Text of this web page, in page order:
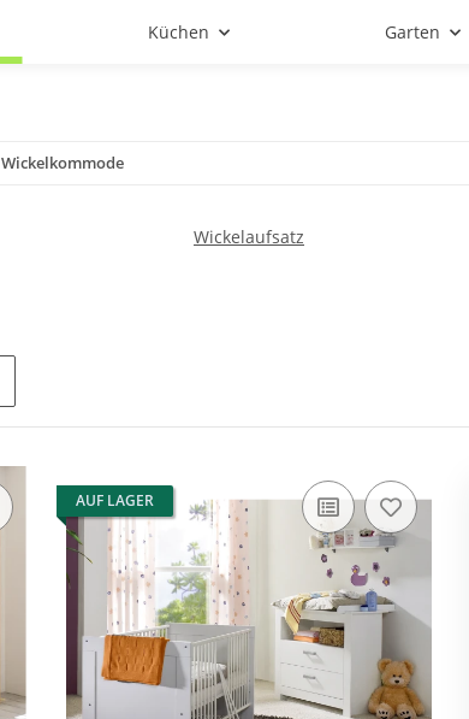
Küchen Garten
Wickelkommode
Wickelaufsatz
AUF LAGER